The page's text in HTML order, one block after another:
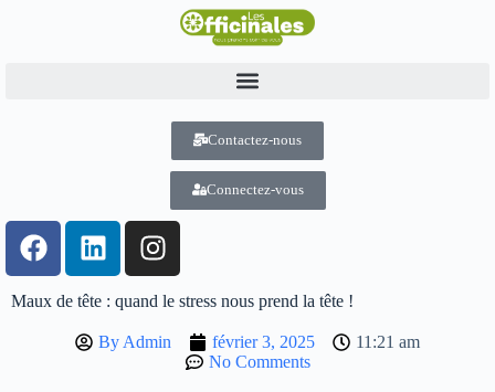
Contactez-nous
Connectez-vous
Maux de tête : quand le stress nous prend la tête !
By Admin février 3, 2025
11:21 am
No Comments